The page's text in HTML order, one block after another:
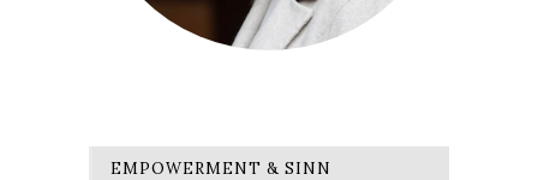
EMPOWERMENT & SINN